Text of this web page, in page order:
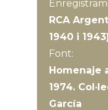
RCA
1940 i
Font:
Homenaje
1974.
García